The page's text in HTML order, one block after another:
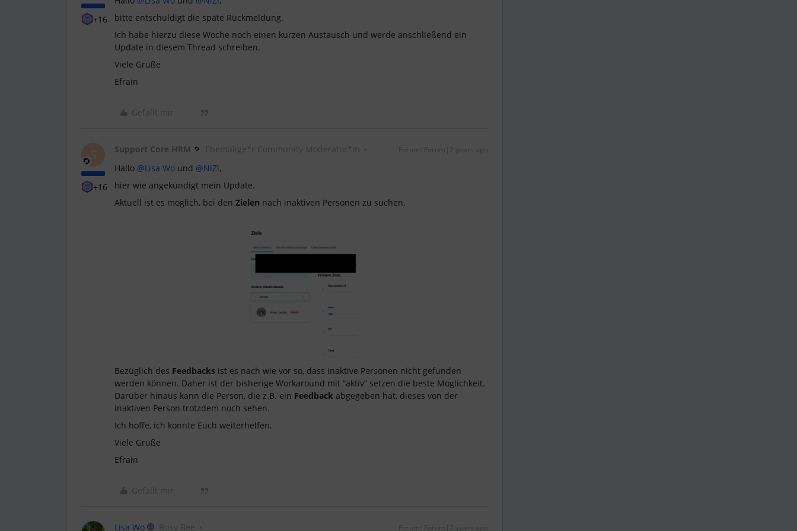
+16
bitte entschuldigt die späte Rückmeldung.
Ich habe hierzu diese Woche noch einen kurzen Austausch und werde anschließend ein
Update in diesem Thread schreiben.
Viele Grüße
Efrain
Gefällt mir
S
+16
Support Core HRM Ehemalige*r Community Moderator*in Forum|Forum|2 years ago
Hallo @Lisa Wo und @NiZi,
hier wie angekündigt mein Update.
Aktuell ist es möglich, bei den Zielen nach inaktiven Personen zu suchen.
Bezüglich des Feedbacks ist es nach wie vor so, dass inaktive Personen nicht gefunden
werden können. Daher ist der bisherige Workaround mit “aktiv” setzen die beste Möglichkeit.
Darüber hinaus kann die Person, die z.B. ein Feedback abgegeben hat, dieses von der
inaktiven Person trotzdem noch sehen.
Ich hoffe, ich konnte Euch weiterhelfen.
Viele Grüße
Efrain
Gefällt mir
Lisa Wo Busy Bee Forum|Forum|2 years ago